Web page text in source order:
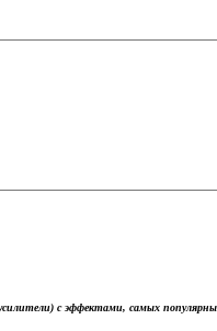
с эффектами, самых